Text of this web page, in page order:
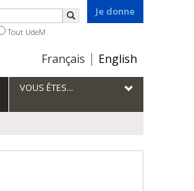
Je donne
Choix
la
langue
Français English
Rechercher
Tout UdeM
VOUS ÊTES...